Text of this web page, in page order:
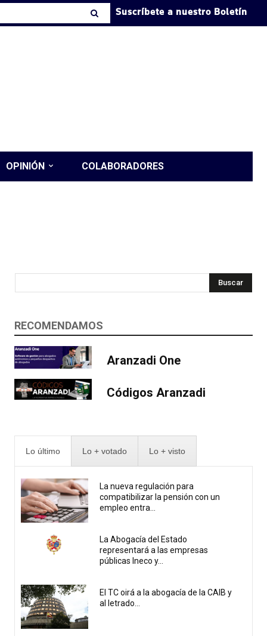
Suscríbete a nuestro Boletín
OPINIÓN COLABORADORES
Buscar
RECOMENDAMOS
Aranzadi One
Códigos Aranzadi
Lo último Lo + votado Lo + visto
La nueva regulación para
compatibilizar la pensión con un
empleo entra...
La Abogacía del Estado
representará a las empresas
públicas Ineco y...
El TC oirá a la abogacía de la CAIB y
al letrado...